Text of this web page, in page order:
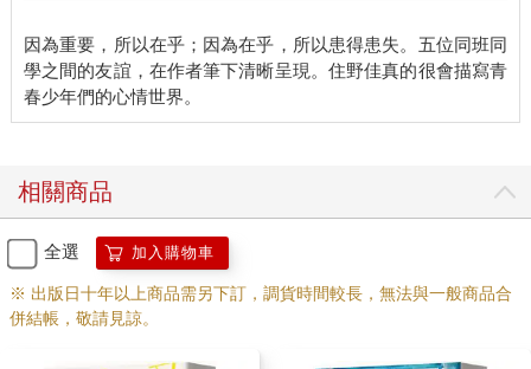
因為重要，所以在乎；因為在乎，所以患得患失。五位同班同
學之間的友誼，在作者筆下清晰呈現。住野佳真的很會描寫青
相關商品
全選 加入購物車
※ 出版日十年以上商品需另下訂，調貨時間較長，無法與一般商品合
併結帳，敬請見諒。